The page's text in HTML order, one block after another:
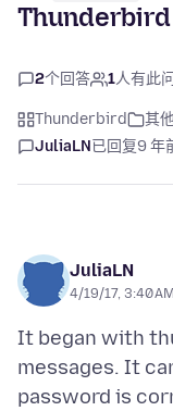
2个回答 1人有此
Thunderbird 其
JuliaLN已回复9 年
JuliaLN
4/19/17, 3:40 AM
It began with
messages. It
password is